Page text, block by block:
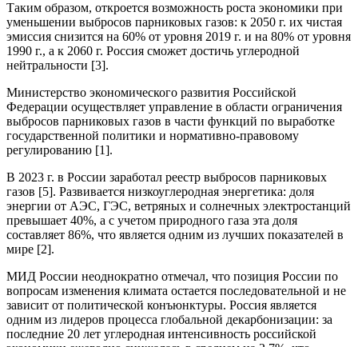
Таким образом, откроется возможность роста экономики при
уменьшении выбросов парниковых газов: к 2050 г. их чистая
эмиссия снизится на 60% от уровня 2019 г. и на 80% от уровня
1990 г., а к 2060 г. Россия сможет достичь углеродной
нейтральности [3].
Министерство экономического развития Российской
Федерации осуществляет управление в области ограничения
выбросов парниковых газов в части функций по выработке
государственной политики и нормативно-правовому
регулированию [1].
В 2023 г. в России заработал реестр выбросов парниковых
газов [5]. Развивается низкоуглеродная энергетика: доля
энергии от АЭС, ГЭС, ветряных и солнечных электростанций
превышает 40%, а с учетом природного газа эта доля
составляет 86%, что является одним из лучших показателей в
мире [2].
МИД России неоднократно отмечал, что позиция России по
вопросам изменения климата остается последовательной и не
зависит от политической конъюнктуры. Россия является
одним из лидеров процесса глобальной декарбонизации: за
последние 20 лет углеродная интенсивность российской